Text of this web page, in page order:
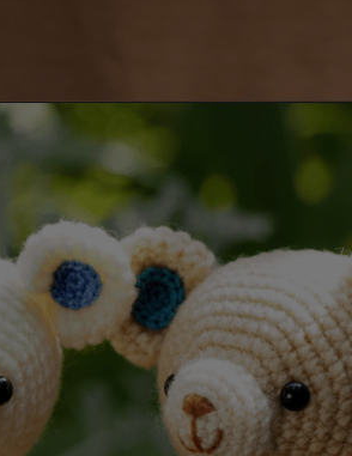
https://wordpress-almofadasdaflor.6hdpbi.easypanel.host/simplismente-amigurumis-wb